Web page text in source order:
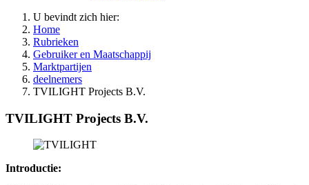
U bevindt zich hier:
Home
Rubrieken
Gebruiker en Maatschappij
Marktpartijen
deelnemers
TVILIGHT Projects B.V.
TVILIGHT Projects B.V.
Introductie: